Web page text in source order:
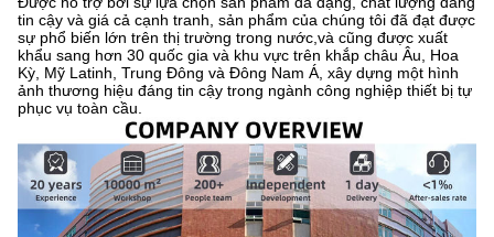
tin cậy và giá cả cạnh tranh, sản phẩm của chúng tôi đã đạt được
sự phổ biến lớn trên thị trường trong nước,và cũng được xuất
khẩu sang hơn 30 quốc gia và khu vực trên khắp châu Âu, Hoa
Kỳ, Mỹ Latinh, Trung Đông và Đông Nam Á, xây dựng một hình
ảnh thương hiệu đáng tin cậy trong ngành công nghiệp thiết bị tự
phục vụ toàn cầu.